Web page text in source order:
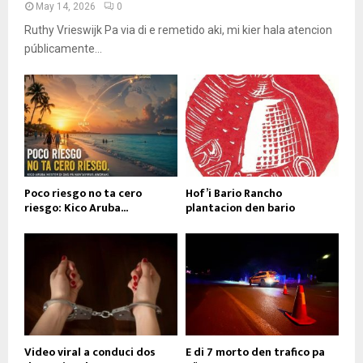
May 14, 2026 0
Ruthy Vrieswijk Pa via di e remetido aki, mi kier hala atencion
públicamente...
Poco riesgo no ta cero
riesgo: Kico Aruba...
Hof’i Bario Rancho
plantacion den bario
Video viral a conduci dos E di 7 morto den trafico pa